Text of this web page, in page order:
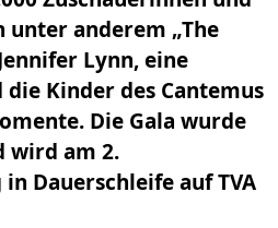
unter anderem „The
Lynn, eine
Kinder des Cantemus
Die Gala wurde
wird am 2.
Dauerschleife auf TVA